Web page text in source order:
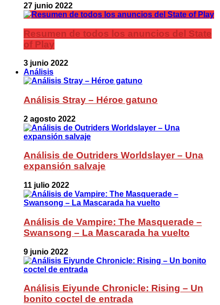
27 junio 2022
Resumen de todos los anuncios del State
of Play
3 junio 2022
Análisis
Análisis Stray – Héroe gatuno
2 agosto 2022
Análisis de Outriders Worldslayer – Una
expansión salvaje
11 julio 2022
Análisis de Vampire: The Masquerade –
Swansong – La Mascarada ha vuelto
9 junio 2022
Análisis Eiyunde Chronicle: Rising – Un
bonito coctel de entrada